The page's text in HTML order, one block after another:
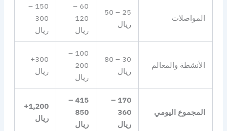
المواصلات
25 – 50
ريال
60 –
120
ريال
150 –
300
ريال
الأنشطة والمعالم
30 – 80
ريال
100 –
200
ريال
300+
ريال
المجموع اليومي
170 –
360
ريال
415 –
850
ريال
1,200+
ريال